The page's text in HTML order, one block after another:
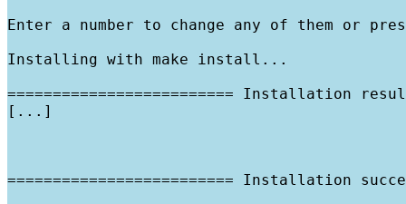
Enter a number to change any of them or
Installing with make install...
========================= Installation
[...]
========================= Installation